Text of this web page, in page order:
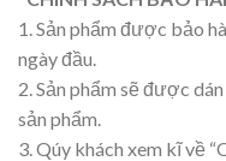
1. Sản phẩm được bảo
ngày đầu.
2. Sản phẩm sẽ được
sản phẩm.
3. Qúy khách xem kĩ về